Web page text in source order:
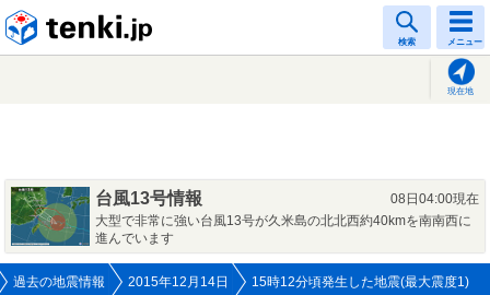
検索 メニュー
現在地
台風13号情報
08日04:00現在
大型で非常に強い台風13号が久米島の北北西約40kmを南南西に
進んでいます
過去の地震情報 2015年12月14日 15時12分頃発生した地震(最大震度1)